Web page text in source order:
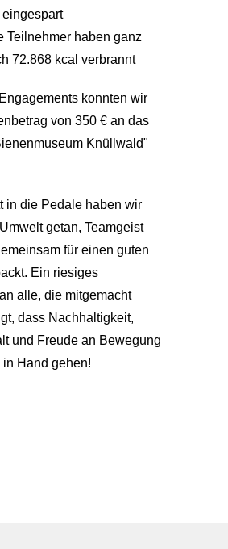
Teilnehmer haben ganz
72.868 kcal verbrannt
konnten wir
von 350 € an das
Knüllwald"
in die Pedale haben wir
getan, Teamgeist
für einen guten
Ein riesiges
alle, die mitgemacht
dass Nachhaltigkeit,
und Freude an Bewegung
Hand gehen!